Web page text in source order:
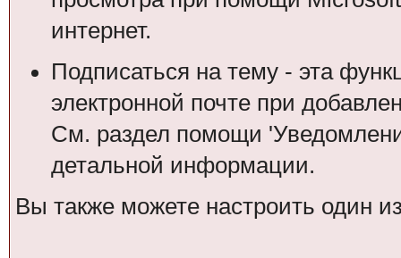
интернет.
Подписаться на тему - эта
электронной почте при
См. раздел помощи
детальной информации.
Вы также можете настроить один